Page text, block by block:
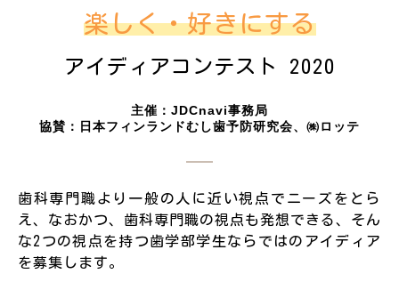
楽しく・好きにする
アイディアコンテスト 2020
主催：JDCnavi事務局
協賛：日本フィンランドむし歯予防研究会、㈱ロッテ
歯科専門職より一般の人に近い視点でニーズをとら
え、なおかつ、 歯科専門職の視点も発想できる、そん
な2つの視点を持つ歯学部学生ならではのアイディア
を募集します。